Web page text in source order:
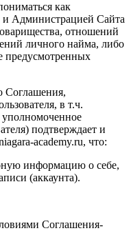
как
и Администрацией Сайта
отношений
личного найма, либо
предусмотренных
Соглашения,
в т.ч.
подтверждает и
academy.ru, что:
информацию о себе,
(аккаунта).
Соглашения-